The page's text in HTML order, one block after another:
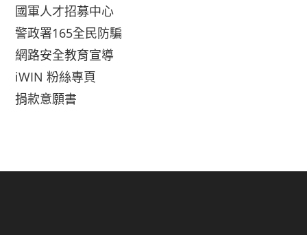
國軍人才招募中心
警政署165全民防騙
網路安全教育宣導
iWIN 粉絲專頁
捐款意願書